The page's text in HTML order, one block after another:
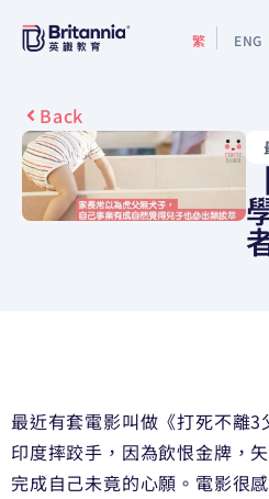
繁 ENG
最新活動
升學指南
預約諮詢
Back
最近有套電影叫做《打死不離
印度摔跤手，因為飲恨金牌，
完成自己未竟的心願。電影很